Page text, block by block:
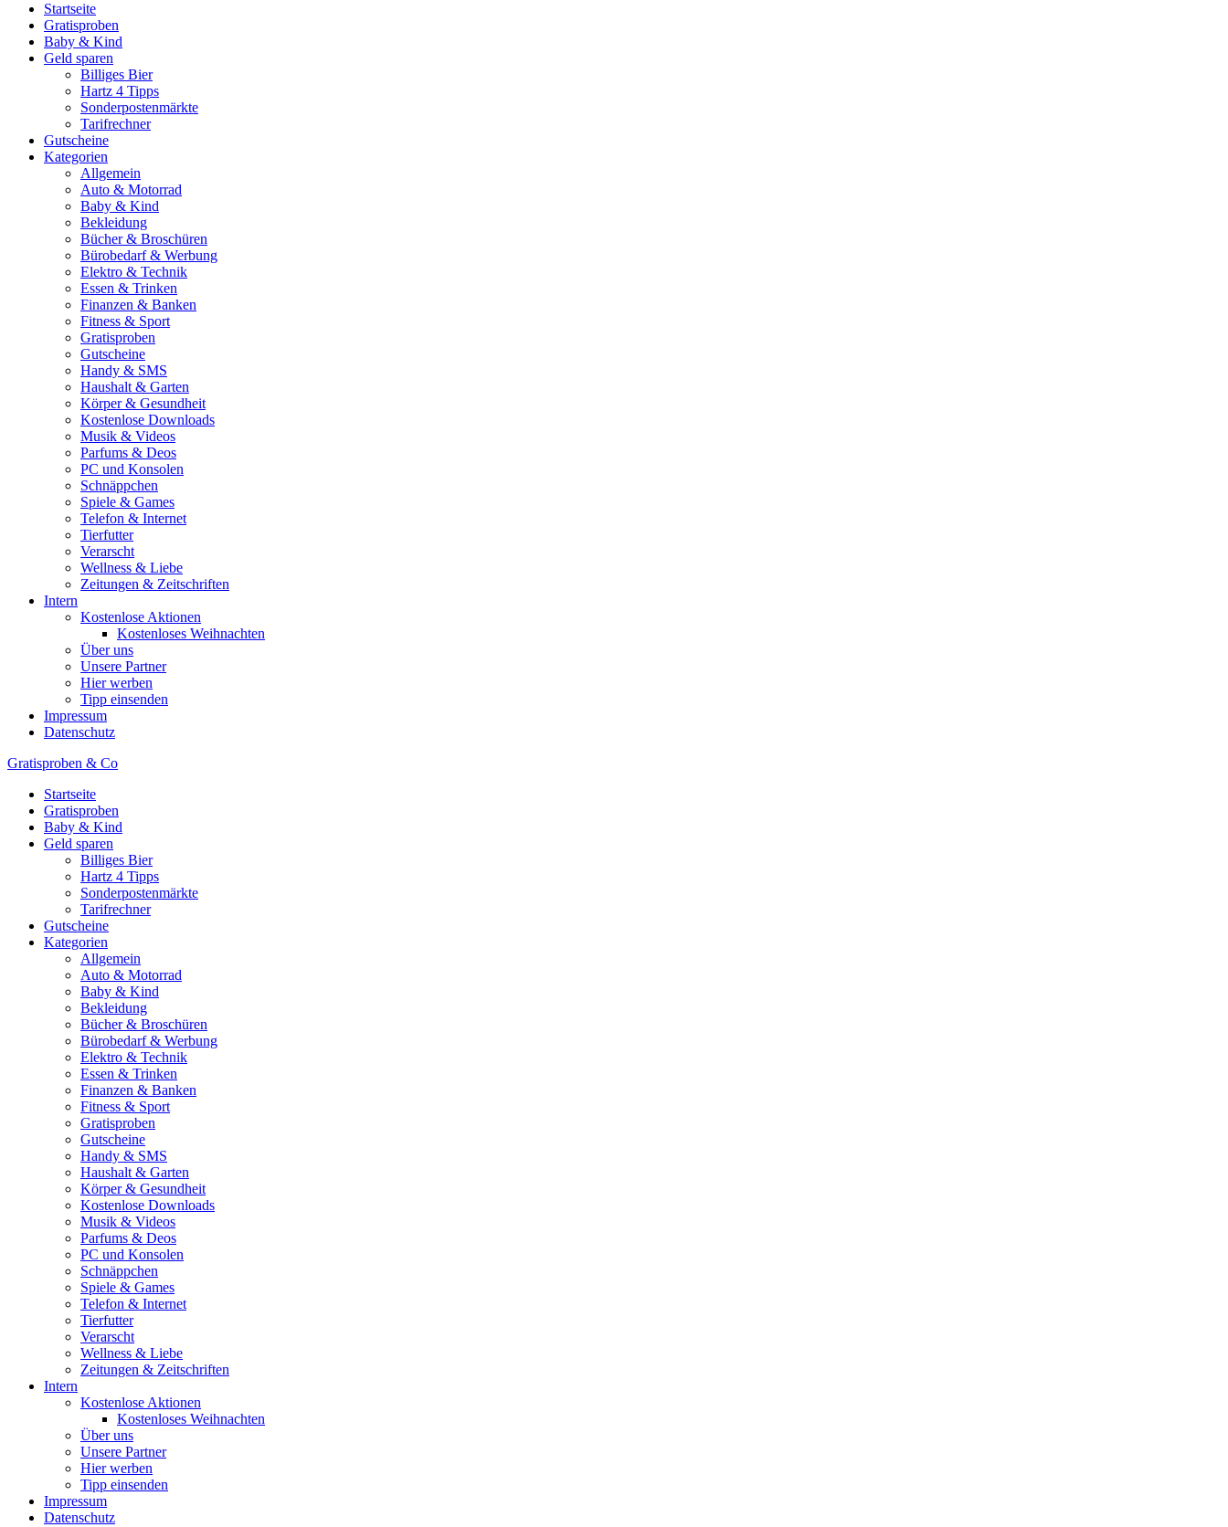
Startseite
Gratisproben
Baby & Kind
Geld sparen
Billiges Bier
Hartz 4 Tipps
Sonderpostenmärkte
Tarifrechner
Gutscheine
Kategorien
Allgemein
Auto & Motorrad
Baby & Kind
Bekleidung
Bücher & Broschüren
Bürobedarf & Werbung
Elektro & Technik
Essen & Trinken
Finanzen & Banken
Fitness & Sport
Gratisproben
Gutscheine
Handy & SMS
Haushalt & Garten
Körper & Gesundheit
Kostenlose Downloads
Musik & Videos
Parfums & Deos
PC und Konsolen
Schnäppchen
Spiele & Games
Telefon & Internet
Tierfutter
Verarscht
Wellness & Liebe
Zeitungen & Zeitschriften
Intern
Kostenlose Aktionen
Kostenloses Weihnachten
Über uns
Unsere Partner
Hier werben
Tipp einsenden
Impressum
Datenschutz
Gratisproben & Co
Startseite
Gratisproben
Baby & Kind
Geld sparen
Billiges Bier
Hartz 4 Tipps
Sonderpostenmärkte
Tarifrechner
Gutscheine
Kategorien
Allgemein
Auto & Motorrad
Baby & Kind
Bekleidung
Bücher & Broschüren
Bürobedarf & Werbung
Elektro & Technik
Essen & Trinken
Finanzen & Banken
Fitness & Sport
Gratisproben
Gutscheine
Handy & SMS
Haushalt & Garten
Körper & Gesundheit
Kostenlose Downloads
Musik & Videos
Parfums & Deos
PC und Konsolen
Schnäppchen
Spiele & Games
Telefon & Internet
Tierfutter
Verarscht
Wellness & Liebe
Zeitungen & Zeitschriften
Intern
Kostenlose Aktionen
Kostenloses Weihnachten
Über uns
Unsere Partner
Hier werben
Tipp einsenden
Impressum
Datenschutz